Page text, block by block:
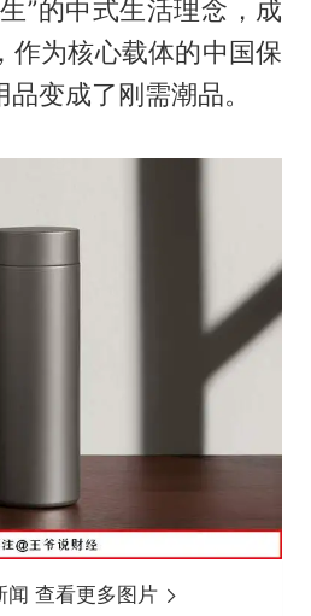
”的中式生活理念，成
作为核心载体的中国保
变成了刚需潮品。
闻 查看更多图片